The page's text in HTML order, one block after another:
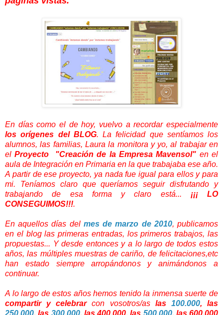
En días como el de hoy, vuelvo a recordar especialmente
los orígenes del BLOG. La felicidad que sentíamos los
alumnos, las familias, Laura la monitora y yo, al trabajar en
el Proyecto "Creación de la Empresa Mavensol" en el
aula de Integración en Primaria en la que trabajaba ese año.
A partir de ese proyecto, ya nada fue igual para ellos y para
mi. Teníamos claro que queríamos seguir disfrutando y
trabajando de esa forma y claro está... ¡¡¡ LO
CONSEGUIMOS!!!.
En aquellos días del mes de marzo de 2010, publicamos
en el blog las primeras entradas, los primeros trabajos, las
propuestas... Y desde entonces y a lo largo de todos estos
años, las múltiples muestras de cariño, de felicitaciones,etc
han estado siempre arropándonos y animándonos a
continuar.
A lo largo de estos años hemos tenido la inmensa suerte de
compartir y celebrarcon vosotros/as las 100.000, las